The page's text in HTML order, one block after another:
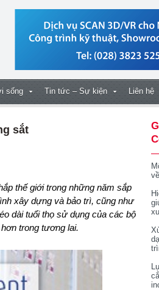
sống Tin tức – Sự kiện Liên hệ
sắt
xây dựng và bảo trì, cũng như
dài tuổi thọ sử dụng của các bộ
trong tương lai.